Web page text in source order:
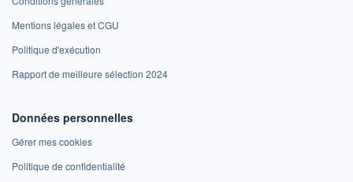
Mentions légales et CGU
Politique d'exécution
Rapport de meilleure sélection 2024
Données personnelles
Gérer mes cookies
Politique de confidentialité